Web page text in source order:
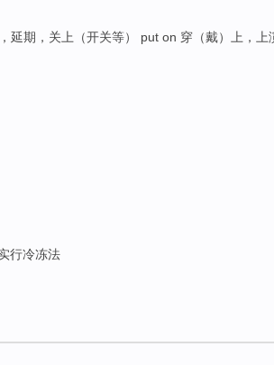
延期，关上（开关等） put on 穿（戴）上，上
行冷冻法